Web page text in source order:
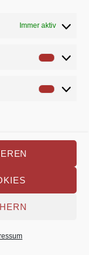
Immer aktiv
wenig ihren
Art
den Stuhl.